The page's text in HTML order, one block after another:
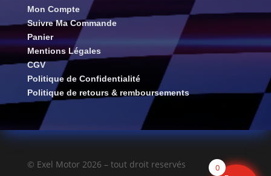
Mon Compte
Suivre Ma Commande
Panier
Mentions Légales
CGV
Politique de Confidentialité
Politique de retours & remboursements
© Exel Motor 2026 – tout droit reservés 0